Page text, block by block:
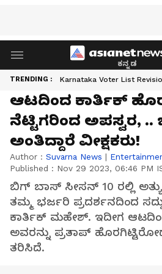
ಕನ್ನಡ
TRENDING : Karnataka Voter List
ಆಟದಿಂದ ಕಾರ್ತಿಕ್
ನೆಟ್ಟಿಗರಿಂದ ಅಪಸ್ವರ, ..
ಅಂತಿದ್ದಾರೆ ವೀಕ್ಷಕರು!
Author : Suvarna News |
Published : Nov 29 2023, 06:46 PM
ಬಿಗ್ ಬಾಸ್ ಸೀಸನ್ 10 ರಲ್ಲಿ
ತಮ್ಮ ಭರ್ಜರಿ ಪ್ರದರ್ಶನದಿಂದ
ಕಾರ್ತಿಕ್ ಮಹೇಶ್. ಇದೀಗ
ಅವರನ್ನು ಪ್ರತಾಪ್
ತರಿಸಿದೆ.